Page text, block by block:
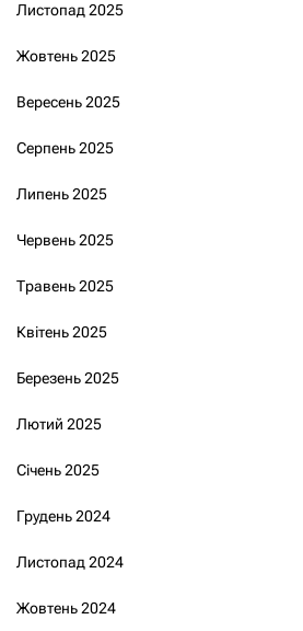
Листопад 2025
Жовтень 2025
Вересень 2025
Серпень 2025
Липень 2025
Червень 2025
Травень 2025
Квітень 2025
Березень 2025
Лютий 2025
Січень 2025
Грудень 2024
Листопад 2024
Жовтень 2024